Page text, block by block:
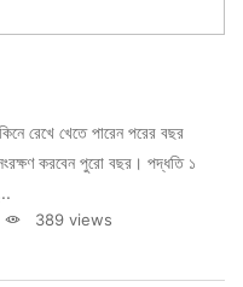
রেখে খেতে পারেন পরের বছর
করবেন পুরো বছর। পদ্ধতি ১
389 views